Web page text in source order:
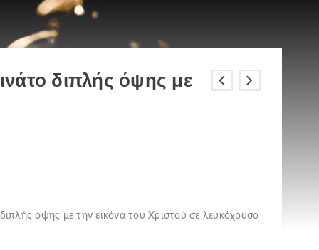
διπλής όψης με
όψης με την εικόνα του Χριστού σε λευκόχρυσο